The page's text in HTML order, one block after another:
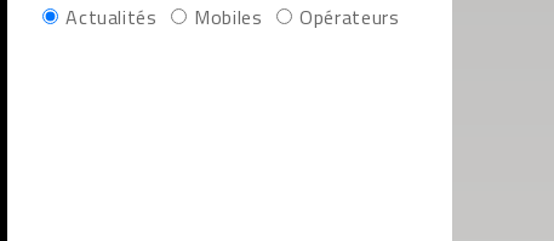
Actualités Mobiles Opérateurs